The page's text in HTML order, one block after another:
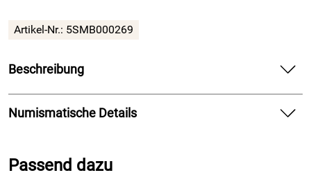
Artikel-Nr.: 5SMB000269
Beschreibung
Erleben Sie die Schönheit und Wertigkeit der XL-Silber
Quadriga 2026 in 999/1000 Feinsilber. Diese
Durchmesser von 65 mm und einem Gewicht von
dieses XL Format eine perfekte Ergänzung zur Silber
Numismatische Details
Material: Feinsilber (999/1000)
Passend dazu